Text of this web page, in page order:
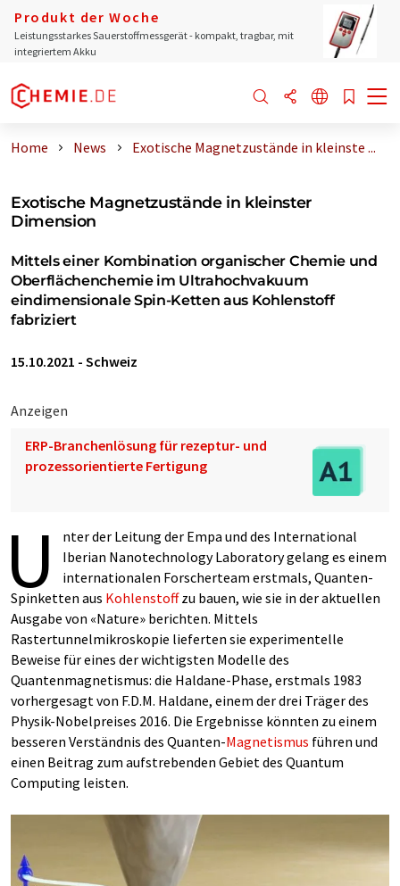
Produkt der Woche
Leistungsstarkes Sauerstoffmessgerät - kompakt, tragbar, mit
integriertem Akku
Home News Exotische Magnetzustände in kleinste ...
Exotische Magnetzustände in kleinster
Dimension
Mittels einer Kombination organischer Chemie und
Oberflächenchemie im Ultrahochvakuum
eindimensionale Spin-Ketten aus Kohlenstoff
fabriziert
15.10.2021 - Schweiz
Anzeigen
ERP-Branchenlösung für rezeptur- und
prozessorientierte Fertigung
U
nter der Leitung der Empa und des International
Iberian Nanotechnology Laboratory gelang es einem
internationalen Forscherteam erstmals, Quanten-
Spinketten aus Kohlenstoffzu bauen, wie sie in der aktuellen
Ausgabe von «Nature» berichten. Mittels
Rastertunnelmikroskopie lieferten sie experimentelle
Beweise für eines der wichtigsten Modelle des
Quantenmagnetismus: die Haldane-Phase, erstmals 1983
vorhergesagt von F.D.M. Haldane, einem der drei Träger des
Physik-Nobelpreises 2016. Die Ergebnisse könnten zu einem
besseren Verständnis des Quanten-Magnetismus führen und
einen Beitrag zum aufstrebenden Gebiet des Quantum
Computing leisten.